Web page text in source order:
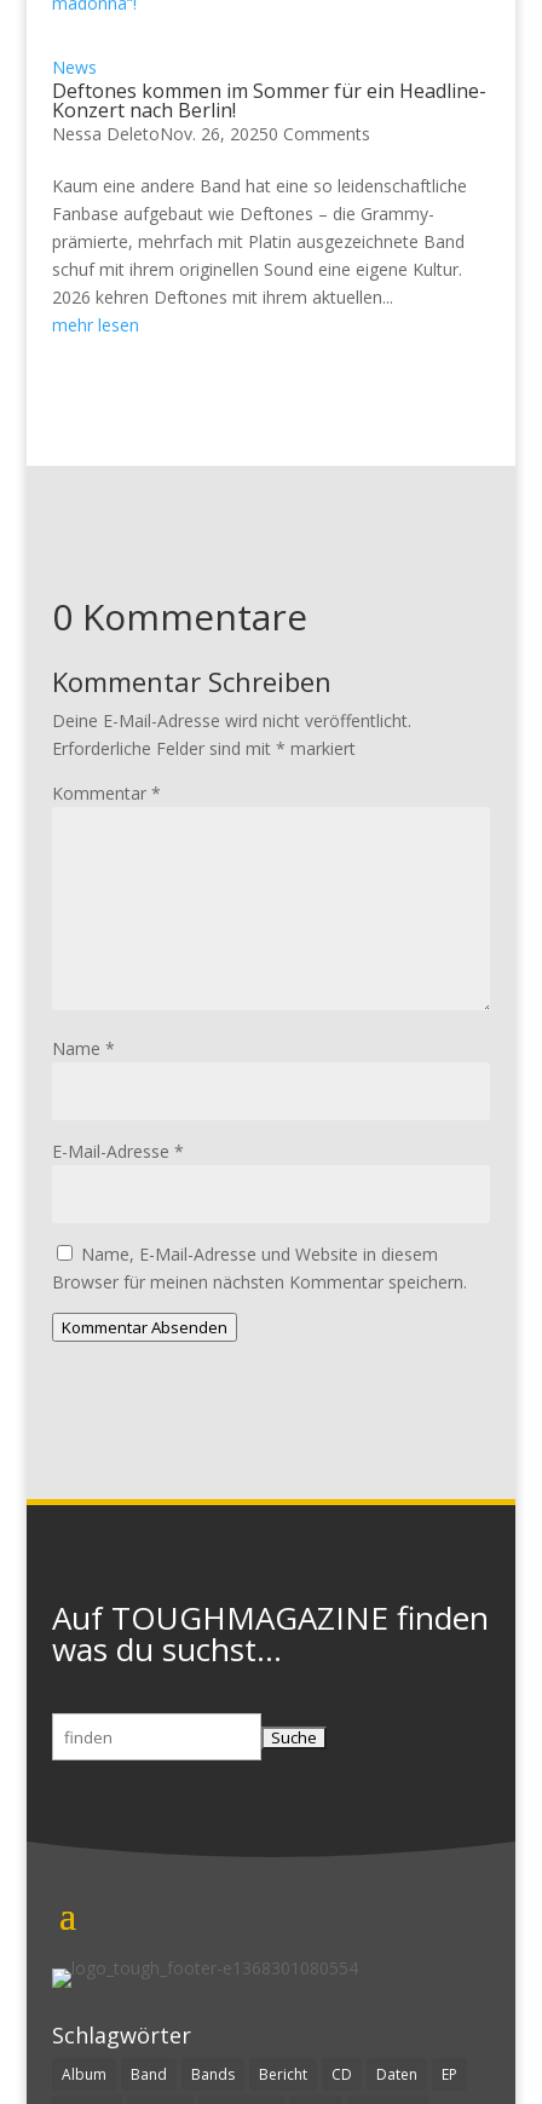
News
Deftones kommen im Sommer für ein Headline-
Konzert nach Berlin!
Nessa DeletoNov. 26, 20250 Comments
Kaum eine andere Band hat eine so leidenschaftliche
Fanbase aufgebaut wie Deftones – die Grammy-
prämierte, mehrfach mit Platin ausgezeichnete Band
schuf mit ihrem originellen Sound eine eigene Kultur.
2026 kehren Deftones mit ihrem aktuellen...
mehr lesen
0 Kommentare
Kommentar Schreiben
Deine E-Mail-Adresse wird nicht veröffentlicht.
Erforderliche Felder sind mit * markiert
Kommentar *
Name *
E-Mail-Adresse *
Name, E-Mail-Adresse und Website in diesem
Browser für meinen nächsten Kommentar speichern.
Kommentar Absenden
Auf TOUGHMAGAZINE finden
was du suchst...
Suchen
nach:
Schlagwörter
Album Band Bands Bericht CD Daten
EP